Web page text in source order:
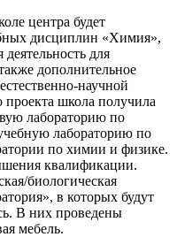
центра будет
дисциплин «Химия»,
для
дополнительное
научной
школа получила
лабораторию по
лабораторию по
по химии и физике.
квалификации.
биологическая
в которых будут
В них проведены
мебель.